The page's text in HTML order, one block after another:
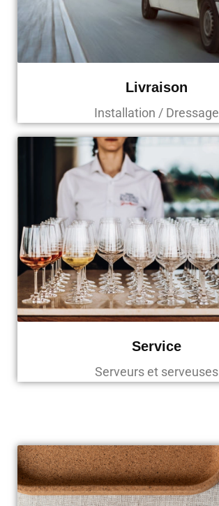
Livraison
Installation / Dressage
Service
Serveurs et serveuses